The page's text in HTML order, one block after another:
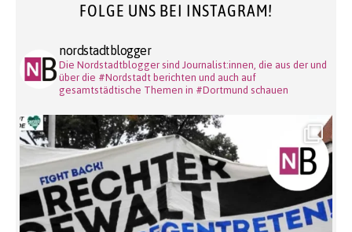
FOLGE UNS BEI INSTAGRAM!
nordstadtblogger
Die Nordstadtblogger sind Journalist:innen, die aus der und
über die #Nordstadt berichten und auch auf
gesamtstädtische Themen in #Dortmund schauen